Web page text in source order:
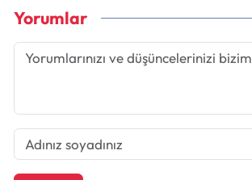
Yorumlar